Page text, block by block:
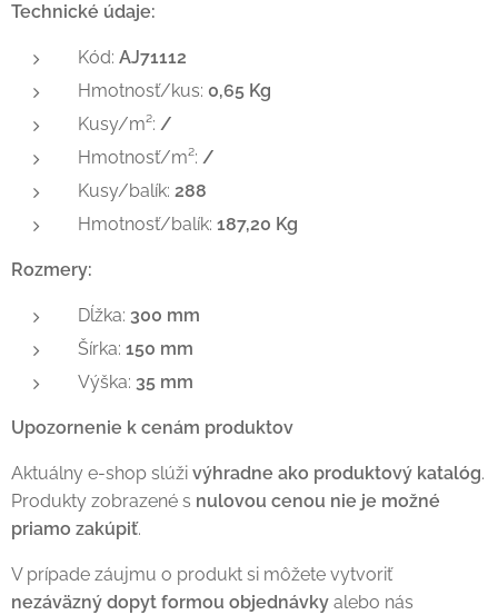
Technické údaje:
Kód: AJ71112
Hmotnosť/kus: 0,65 Kg
Kusy/m²: /
Hmotnosť/m²: /
Kusy/balík: 288
Hmotnosť/balík: 187,20 Kg
Rozmery:
Dĺžka: 300 mm
Šírka: 150 mm
Výška: 35 mm
Upozornenie k cenám produktov
Aktuálny e-shop slúži výhradne ako produktový katalóg.
Produkty zobrazené s nulovou cenou nie je možné
priamo zakúpiť.
V prípade záujmu o produkt si môžete vytvoriť
nezáväzný dopyt formou objednávky alebo nás